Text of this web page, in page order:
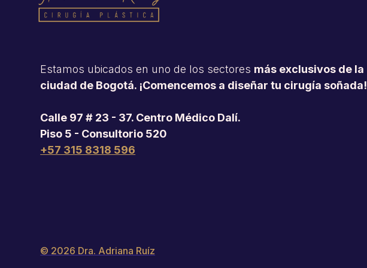
Estamos ubicados en uno de los sectores más exclusivos de la
ciudad de Bogotá. ¡Comencemos a diseñar tu cirugía soñada!
Calle 97 # 23 - 37. Centro Médico Dalí.
Piso 5 - Consultorio 520
+57 315 8318 596
© 2026 Dra. Adriana Ruíz